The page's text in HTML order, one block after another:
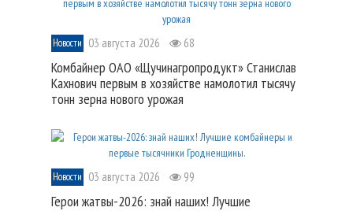
Новости 03 августа 2026 68
Комбайнер ОАО «Щучинагропродукт» Станислав
Кахнович первым в хозяйстве намолотил тысячу
тонн зерна нового урожая
Новости 03 августа 2026 99
Герои жатвы-2026: знай наших! Лучшие